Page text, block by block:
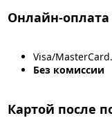
Онлайн-оплата
Visa/
Без комиссии
Картой после